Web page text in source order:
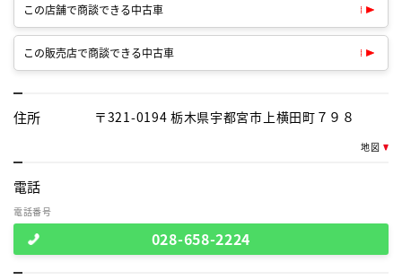
この店舗で商談できる中古車
この販売店で商談できる中古車
住所 〒321-0194 栃木県宇都宮市上横田町７９８
地図
電話
電話番号
028-658-2224